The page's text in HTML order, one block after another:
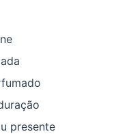
presente